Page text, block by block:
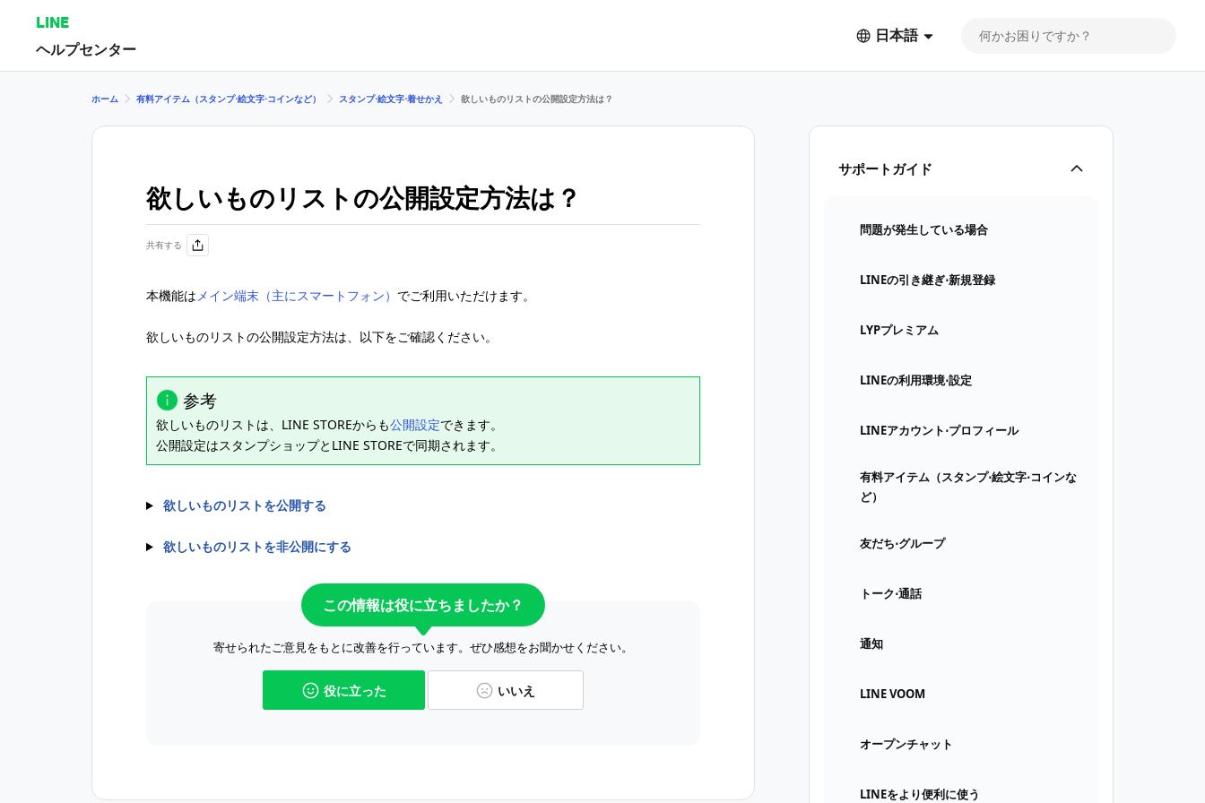
LINE
ヘルプセンター
日本語
サポートガイド
問題が発生している場合
LINEの引き継ぎ⋅新規登録
LYPプレミアム
LINEの利用環境⋅設定
LINEアカウント⋅プロフィール
有料アイテム（スタンプ⋅絵文字⋅コインな
ど）
友だち⋅グループ
トーク⋅通話
通知
LINE VOOM
オープンチャット
LINEをより便利に使う
ホーム 有料アイテム（スタンプ⋅絵文字⋅コインなど） スタンプ⋅絵文字⋅着せかえ 欲しいものリストの公開設定方法は？
欲しいものリストの公開設定方法は？
共有する
本機能はメイン端末（主にスマートフォン） でご利用いただけます。
欲しいものリストの公開設定方法は、以下をご確認ください。
参考
欲しいものリストは、LINE STOREからも公開設定できます。
公開設定はスタンプショップとLINE STOREで同期されます。
欲しいものリストを公開する
欲しいものリストを非公開にする
この情報は役に立ちましたか？
寄せられたご意見をもとに改善を行っています。ぜひ感想をお聞かせください。
役に立った いいえ